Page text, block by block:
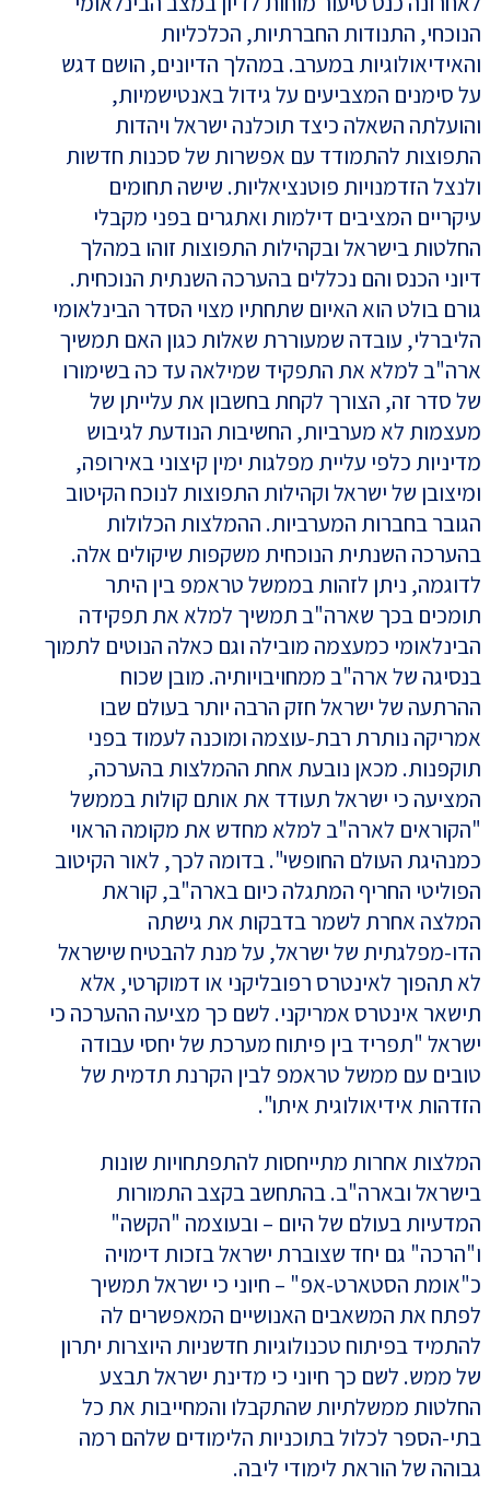
הנוכחי, התנודות החברתיות, הכלכליות
והאידיאולוגיות במערב. במהלך הדיונים, הושם דגש
על סימנים המצביעים על גידול באנטישמיות,
והועלתה השאלה כיצד תוכלנה ישראל ויהדות
התפוצות להתמודד עם אפשרות של סכנות חדשות
ולנצל הזדמנויות פוטנציאליות. שישה תחומים
עיקריים המציבים דילמות ואתגרים בפני מקבלי
החלטות בישראל ובקהילות התפוצות זוהו במהלך
דיוני הכנס והם נכללים בהערכה השנתית הנוכחית.
גורם בולט הוא האיום שתחתיו מצוי הסדר הבינלאומי
הליברלי, עובדה שמעוררת שאלות כגון האם תמשיך
ארה"ב למלא את התפקיד שמילאה עד כה בשימורו
של סדר זה, הצורך לקחת בחשבון את עלייתן של
מעצמות לא מערביות, החשיבות הנודעת לגיבוש
מדיניות כלפי עליית מפלגות ימין קיצוני באירופה,
ומיצובן של ישראל וקהילות התפוצות לנוכח הקיטוב
הגובר בחברות המערביות. ההמלצות הכלולות
בהערכה השנתית הנוכחית משקפות שיקולים אלה.
לדוגמה, ניתן לזהות בממשל טראמפ בין היתר
תומכים בכך שארה"ב תמשיך למלא את תפקידה
הבינלאומי כמעצמה מובילה וגם כאלה הנוטים לתמוך
בנסיגה של ארה"ב ממחויבויותיה. מובן שכוח
ההרתעה של ישראל חזק הרבה יותר בעולם שבו
אמריקה נותרת רבת-עוצמה ומוכנה לעמוד בפני
תוקפנות. מכאן נובעת אחת ההמלצות בהערכה,
המציעה כי ישראל תעודד את אותם קולות בממשל
"הקוראים לארה"ב למלא מחדש את מקומה הראוי
כמנהיגת העולם החופשי". בדומה לכך, לאור הקיטוב
הפוליטי החריף המתגלה כיום בארה"ב, קוראת
המלצה אחרת לשמר בדבקות את גישתה
הדו-מפלגתית של ישראל, על מנת להבטיח שישראל
לא תהפוך לאינטרס רפובליקני או דמוקרטי, אלא
תישאר אינטרס אמריקני. לשם כך מציעה ההערכה כי
ישראל "תפריד בין פיתוח מערכת של יחסי עבודה
טובים עם ממשל טראמפ לבין הקרנת תדמית של
הזדהות אידיאולוגית איתו".
המלצות אחרות מתייחסות להתפתחויות שונות
בישראל ובארה"ב. בהתחשב בקצב התמורות
המדעיות בעולם של היום – ובעוצמה "הקשה"
ו"הרכה" גם יחד שצוברת ישראל בזכות דימויה
כ"אומת הסטארט-אפ" – חיוני כי ישראל תמשיך
לפתח את המשאבים האנושיים המאפשרים לה
להתמיד בפיתוח טכנולוגיות חדשניות היוצרות יתרון
של ממש. לשם כך חיוני כי מדינת ישראל תבצע
החלטות ממשלתיות שהתקבלו והמחייבות את כל
בתי-הספר לכלול בתוכניות הלימודים שלהם רמה
גבוהה של הוראת לימודי ליבה.